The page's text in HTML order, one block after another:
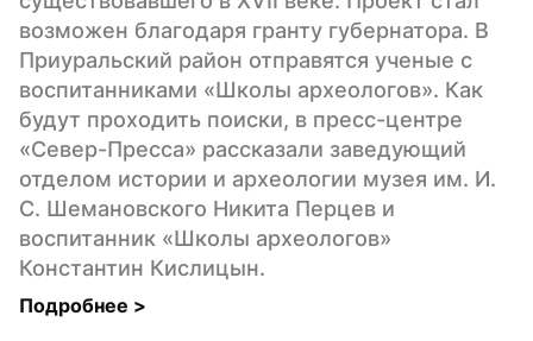
возможен благодаря гранту губернатора. В
Приуральский район отправятся ученые с
воспитанниками «Школы археологов». Как
будут проходить поиски, в пресс-центре
«Север-Пресса» рассказали заведующий
отделом истории и археологии музея им. И.
С. Шемановского Никита Перцев и
воспитанник «Школы археологов»
Константин Кислицын.
Подробнее >